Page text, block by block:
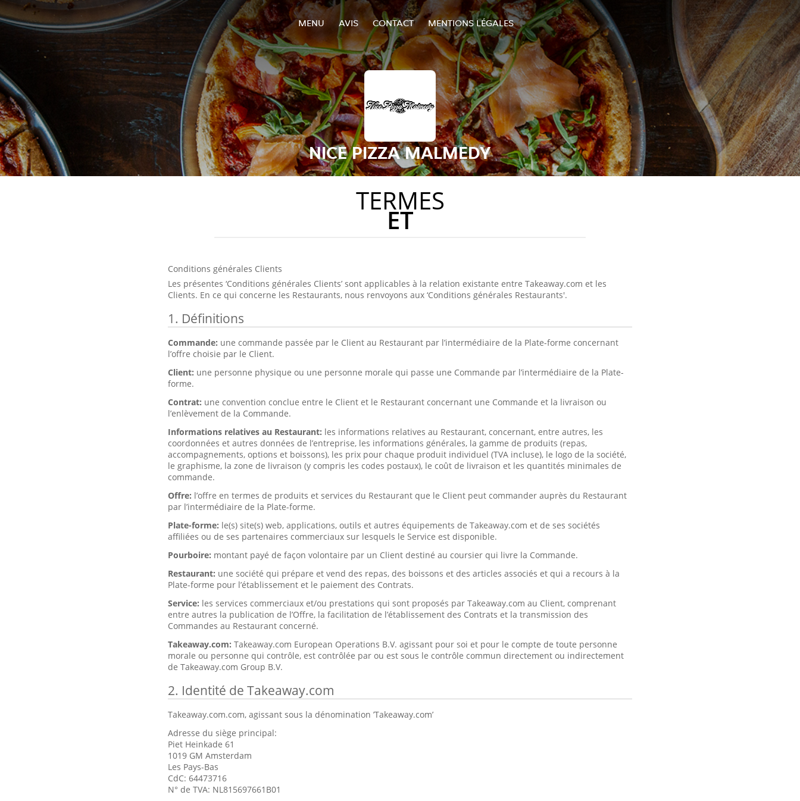
MENU AVIS CONTACT MENTIONS LÉGALES
NICE PIZZA MALMEDY
TERMES
ET
Conditions générales Clients
Les présentes ‘Conditions générales Clients’ sont applicables à la relation existante entre Takeaway.com et les
Clients. En ce qui concerne les Restaurants, nous renvoyons aux ‘Conditions générales Restaurants'.
1. Définitions
Commande: une commande passée par le Client au Restaurant par l’intermédiaire de la Plate-forme concernant
l’offre choisie par le Client.
Client: une personne physique ou une personne morale qui passe une Commande par l’intermédiaire de la Plate-
forme.
Contrat: une convention conclue entre le Client et le Restaurant concernant une Commande et la livraison ou
l’enlèvement de la Commande.
Informations relatives au Restaurant: les informations relatives au Restaurant, concernant, entre autres, les
coordonnées et autres données de l’entreprise, les informations générales, la gamme de produits (repas,
accompagnements, options et boissons), les prix pour chaque produit individuel (TVA incluse), le logo de la société,
le graphisme, la zone de livraison (y compris les codes postaux), le coût de livraison et les quantités minimales de
commande.
Offre: l’offre en termes de produits et services du Restaurant que le Client peut commander auprès du Restaurant
par l’intermédiaire de la Plate-forme.
Plate-forme: le(s) site(s) web, applications, outils et autres équipements de Takeaway.com et de ses sociétés
affiliées ou de ses partenaires commerciaux sur lesquels le Service est disponible.
Pourboire: montant payé de façon volontaire par un Client destiné au coursier qui livre la Commande.
Restaurant: une société qui prépare et vend des repas, des boissons et des articles associés et qui a recours à la
Plate-forme pour l’établissement et le paiement des Contrats.
Service: les services commerciaux et/ou prestations qui sont proposés par Takeaway.com au Client, comprenant
entre autres la publication de l’Offre, la facilitation de l’établissement des Contrats et la transmission des
Commandes au Restaurant concerné.
Takeaway.com: Takeaway.com European Operations B.V. agissant pour soi et pour le compte de toute personne
morale ou personne qui contrôle, est contrôlée par ou est sous le contrôle commun directement ou indirectement
de Takeaway.com Group B.V.
2. Identité de Takeaway.com
Takeaway.com.com, agissant sous la dénomination ’Takeaway.com’
Adresse du siège principal:
Piet Heinkade 61
1019 GM Amsterdam
Les Pays-Bas
CdC: 64473716
N° de TVA: NL815697661B01